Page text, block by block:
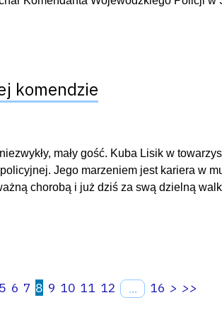
komendzie
mały gość. Kuba Lisik w
Jego marzeniem jest kariera w
chorobą i już dziś za swą dzielną
5 6 7 8 9 10 11 12 ... 16 > >>